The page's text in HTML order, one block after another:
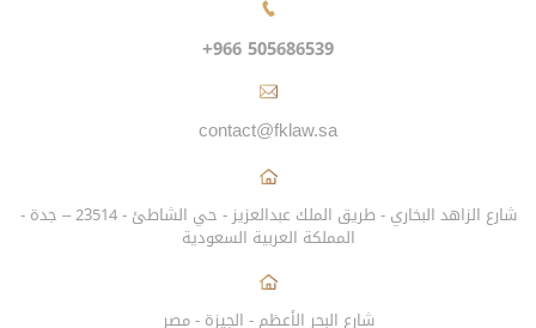
+966 505686539
contact@fklaw.sa
شارع الزاهد البخاري - طريق الملك عبدالعزيز - حي الشاطئ - 23514 – جدة -
المملكة العربية السعودية
شارع البحر الأعظم - الجيزة - مصر